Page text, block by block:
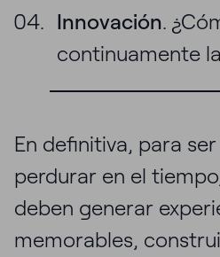
Innovación.
continuamente
En definitiva, para
perdurar en el
deben generar
memorables,